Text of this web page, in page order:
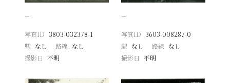
−
写真ID 3803-032378-1
駅 なし 路線 なし
撮影日
不明
−
写真ID 3603-008287-0
駅 なし 路線 なし
撮影日 不明